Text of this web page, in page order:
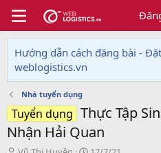
Hướng dẫn cách đăng bài -
weblogistics.vn
Nhà tuyển dụng
Tuyển dụng Thực Tập
Nhận Hải Quan